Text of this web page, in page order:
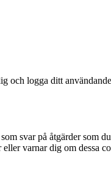
och logga ditt
svar på åtgärder som
varnar dig om dessa